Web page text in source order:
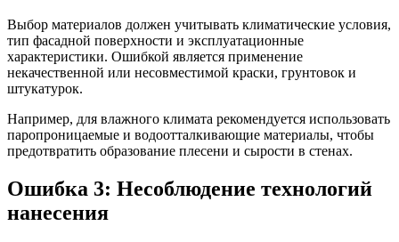
Выбор материалов должен учитывать климатические условия,
тип фасадной поверхности и эксплуатационные
характеристики. Ошибкой является применение
некачественной или несовместимой краски, грунтовок и
штукатурок.
Например, для влажного климата рекомендуется использовать
паропроницаемые и водоотталкивающие материалы, чтобы
предотвратить образование плесени и сырости в стенах.
Ошибка 3: Несоблюдение технологий
нанесения